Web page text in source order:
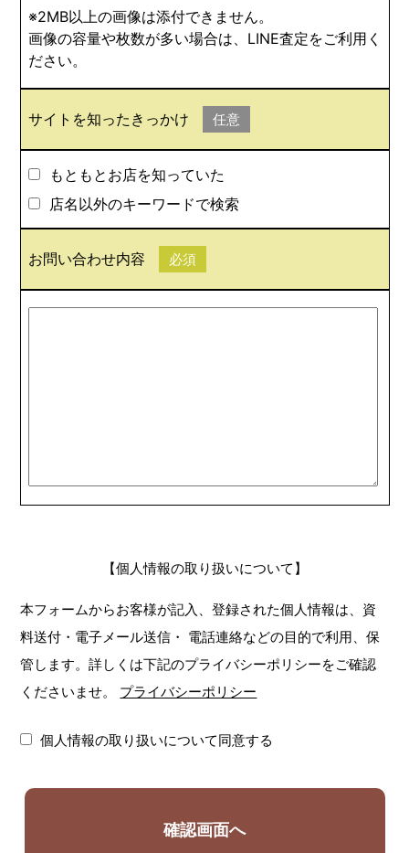
※2MB以上の画像は添付できません。
画像の容量や枚数が多い場合は、LINE査定をご利用く
ださい。
サイトを知ったきっかけ 任意
もともとお店を知っていた
店名以外のキーワードで検索
お問い合わせ内容 必須
【個人情報の取り扱いについて】
本フォームからお客様が記入、登録された個人情報は、資
料送付・電子メール送信・ 電話連絡などの目的で利用、保
管します。詳しくは下記のプライバシーポリシーをご確認
くださいませ。
プライバシーポリシー
個人情報の取り扱いについて同意する